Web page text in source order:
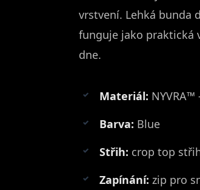
vrstvení. Lehká bunda
funguje jako praktická
dne.
Materiál:
Barva: Blue
Střih: crop top
Zapínání: zip pro